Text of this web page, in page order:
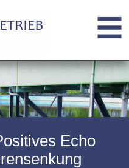
Echo